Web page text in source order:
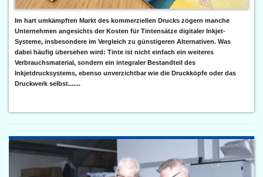
Im hart umkämpften Markt des kommerziellen Drucks zögern manche
Unternehmen angesichts der Kosten für Tintensätze digitaler Inkjet-
Systeme, insbesondere im Vergleich zu günstigeren Alternativen. Was
dabei häufig übersehen wird: Tinte ist nicht einfach ein weiteres
Verbrauchsmaterial, sondern ein integraler Bestandteil des
Inkjetdrucksystems, ebenso unverzichtbar wie die Druckköpfe oder das
Druckwerk selbst.......